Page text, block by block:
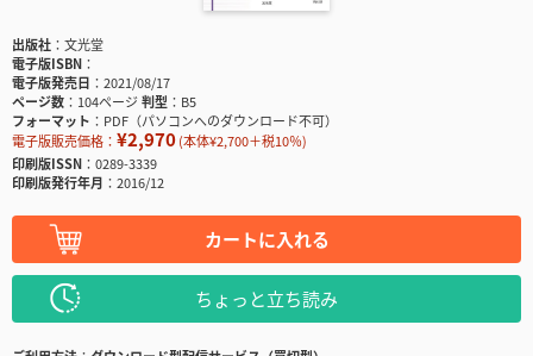
出版社
文光堂
電子版ISBN
電子版発売日
2021/08/17
ページ数
104ページ判型
B5
フォーマット
PDF（パソコンへのダウンロード不可）
電子版販売価格： ¥2,970(本体¥2,700＋税10％)
印刷版ISSN
0289-3339
印刷版発行年月
2016/12
カートに入れる
ちょっと立ち読み